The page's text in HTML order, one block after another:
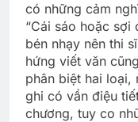
có những cảm
“Cái sáo hoặc sợi
bén nhạy nên thi
hứng viết văn
phân biệt hai loại,
ghi có vần điệu
chương, tuy co